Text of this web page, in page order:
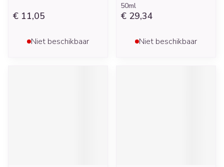
€ 11,05
Niet beschikbaar
50ml
€ 29,34
Niet beschikbaar